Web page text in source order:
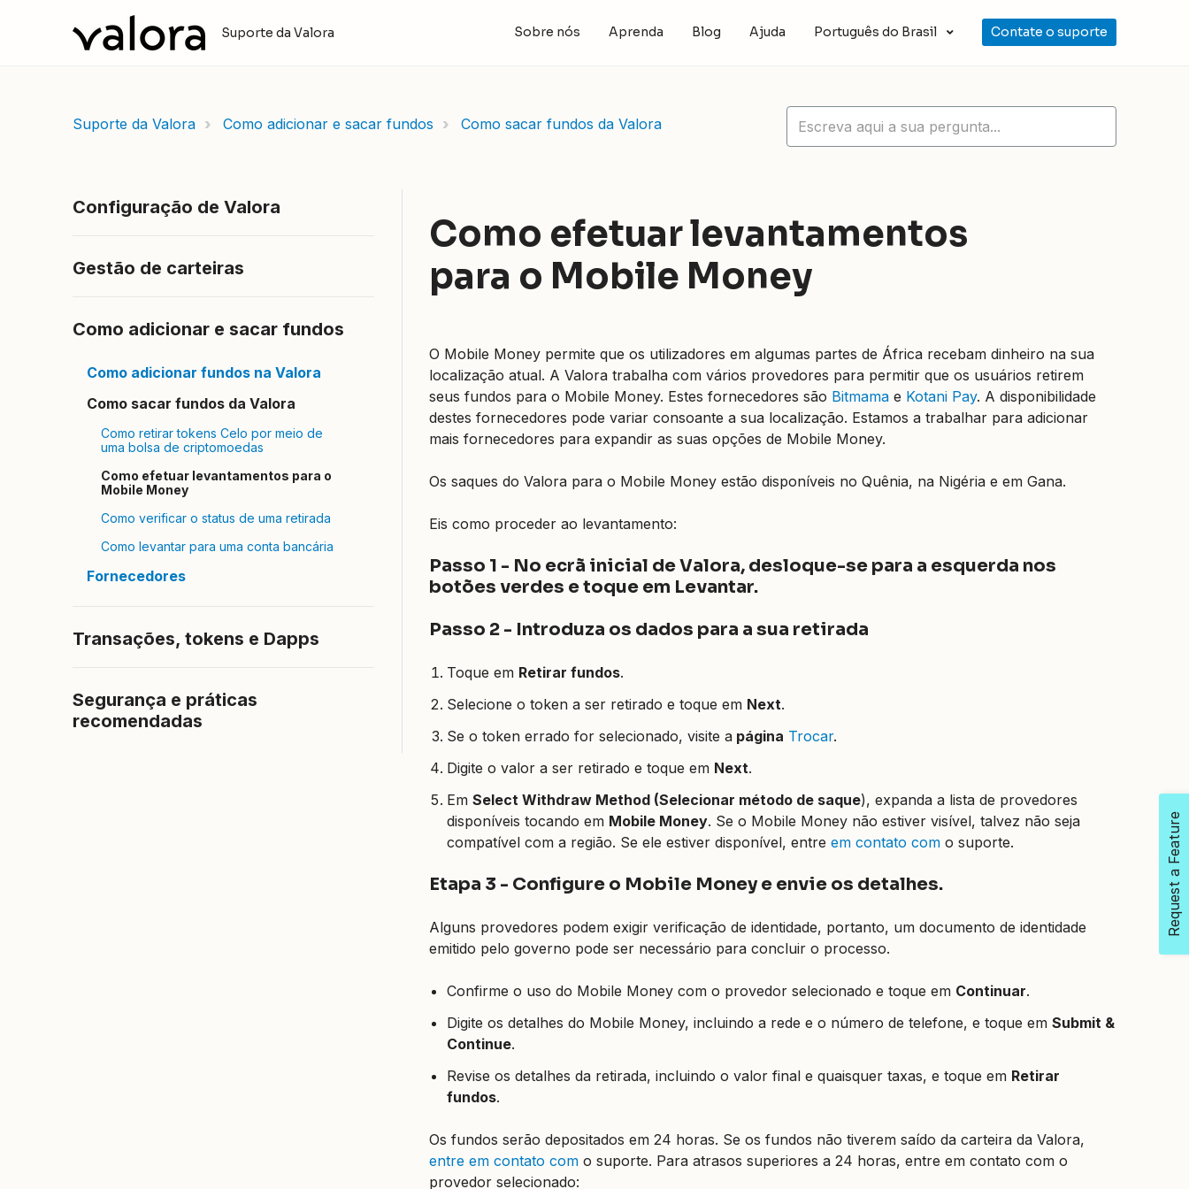
Suporte da Valora Sobre nós Aprenda Blog Ajuda Português do Brasil Contate o suporte
Suporte da Valora Como adicionar e sacar fundos Como sacar fundos da Valora
Configuração de Valora
Gestão de carteiras
Como adicionar e sacar fundos
Como adicionar fundos na Valora
Como sacar fundos da Valora
Como retirar tokens Celo por meio de
uma bolsa de criptomoedas
Como efetuar levantamentos para o
Mobile Money
Como verificar o status de uma retirada
Como levantar para uma conta bancária
Fornecedores
Transações, tokens e Dapps
Segurança e práticas
recomendadas
Como efetuar levantamentos
para o Mobile Money
O Mobile Money permite que os utilizadores em algumas partes de África recebam dinheiro na sua
localização atual. A Valora trabalha com vários provedores para permitir que os usuários retirem
seus fundos para o Mobile Money. Estes fornecedores são Bitmama e Kotani Pay. A disponibilidade
destes fornecedores pode variar consoante a sua localização. Estamos a trabalhar para adicionar
mais fornecedores para expandir as suas opções de Mobile Money.
Os saques do Valora para o Mobile Money estão disponíveis no Quênia, na Nigéria e em Gana.
Eis como proceder ao levantamento:
Passo 1 - No ecrã inicial de Valora, desloque-se para a esquerda nos
botões verdes e toque em Levantar.
Passo 2 - Introduza os dados para a sua retirada
Toque em Retirar fundos.
Selecione o token a ser retirado e toque em Next.
Se o token errado for selecionado, visite a página Trocar.
Digite o valor a ser retirado e toque em Next.
EmSelect Withdraw Method (Selecionar método de saque), expanda a lista de provedores
disponíveis tocando em Mobile Money. Se o Mobile Money não estiver visível, talvez não seja
compatível com a região. Se ele estiver disponível, entreem contato com o suporte.
Etapa 3 - Configure o Mobile Money e envie os detalhes.
Alguns provedores podem exigir verificação de identidade, portanto, um documento de identidade
emitido pelo governo pode ser necessário para concluir o processo.
Confirme o uso do Mobile Money com o provedor selecionado e toque em Continuar.
Digite os detalhes do Mobile Money, incluindo a rede e o número de telefone, e toque emSubmit &
Continue.
Revise os detalhes da retirada, incluindo o valor final e quaisquer taxas, e toque em Retirar
fundos.
Os fundos serão depositados em 24 horas. Se os fundos não tiverem saído da carteira da Valora,
entre em contato com o suporte. Para atrasos superiores a 24 horas, entre em contato com o
provedor selecionado:
Request a Feature